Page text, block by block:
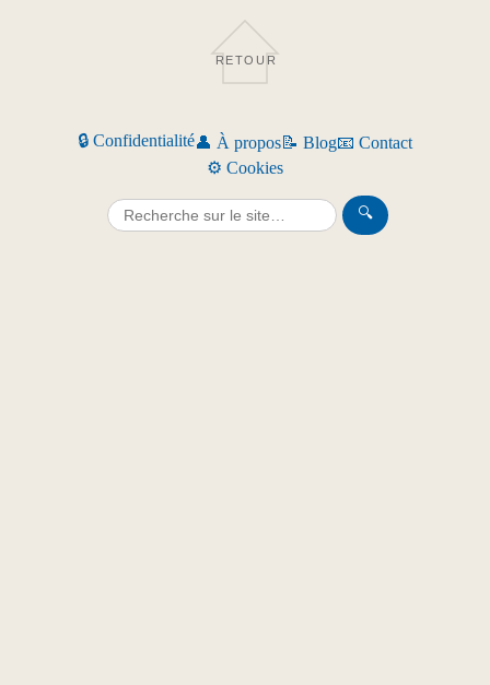
RETOUR
🔒 Confidentialité👤 À propos📝 Blog📧 Contact
⚙️ Cookies
🔍